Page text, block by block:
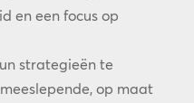
en een focus op
strategieën te
op maat